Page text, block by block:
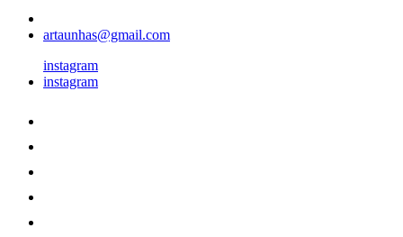
artaunhas@gmail.com
instagram
instagram